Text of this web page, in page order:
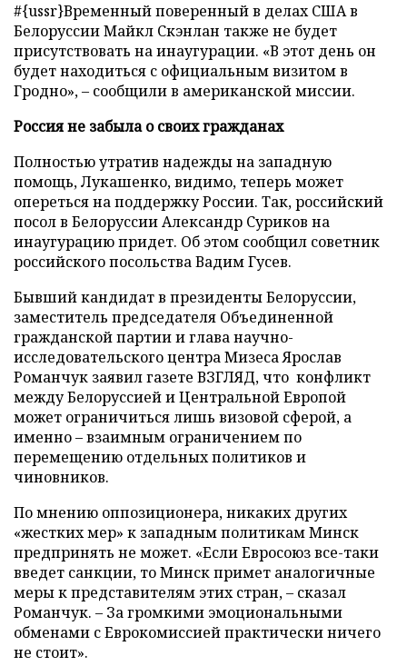
#{ussr}Временный поверенный в делах США в
Белоруссии Майкл Скэнлан также не будет
присутствовать на инаугурации. «В этот день он
будет находиться с официальным визитом в
Гродно», – сообщили в американской миссии.
Россия не забыла о своих гражданах
Полностью утратив надежды на западную
помощь, Лукашенко, видимо, теперь может
опереться на поддержку России. Так, российский
посол в Белоруссии Александр Суриков на
инаугурацию придет. Об этом сообщил советник
российского посольства Вадим Гусев.
Бывший кандидат в президенты Белоруссии,
заместитель председателя Объединенной
гражданской партии и глава научно-
исследовательского центра Мизеса Ярослав
Романчук заявил газете ВЗГЛЯД, что конфликт
между Белоруссией и Центральной Европой
может ограничиться лишь визовой сферой, а
именно – взаимным ограничением по
перемещению отдельных политиков и
чиновников.
По мнению оппозиционера, никаких других
«жестких мер» к западным политикам Минск
предпринять не может. «Если Евросоюз все-таки
введет санкции, то Минск примет аналогичные
меры к представителям этих стран, – сказал
Романчук. – За громкими эмоциональными
обменами с Еврокомиссией практически ничего
не стоит».